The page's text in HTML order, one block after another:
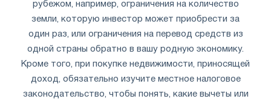
рубежом, например, ограничения на количество
земли, которую инвестор может приобрести за
один раз, или ограничения на перевод средств из
одной страны обратно в вашу родную экономику.
Кроме того, при покупке недвижимости, приносящей
доход, обязательно изучите местное налоговое
законодательство, чтобы понять, какие вычеты или